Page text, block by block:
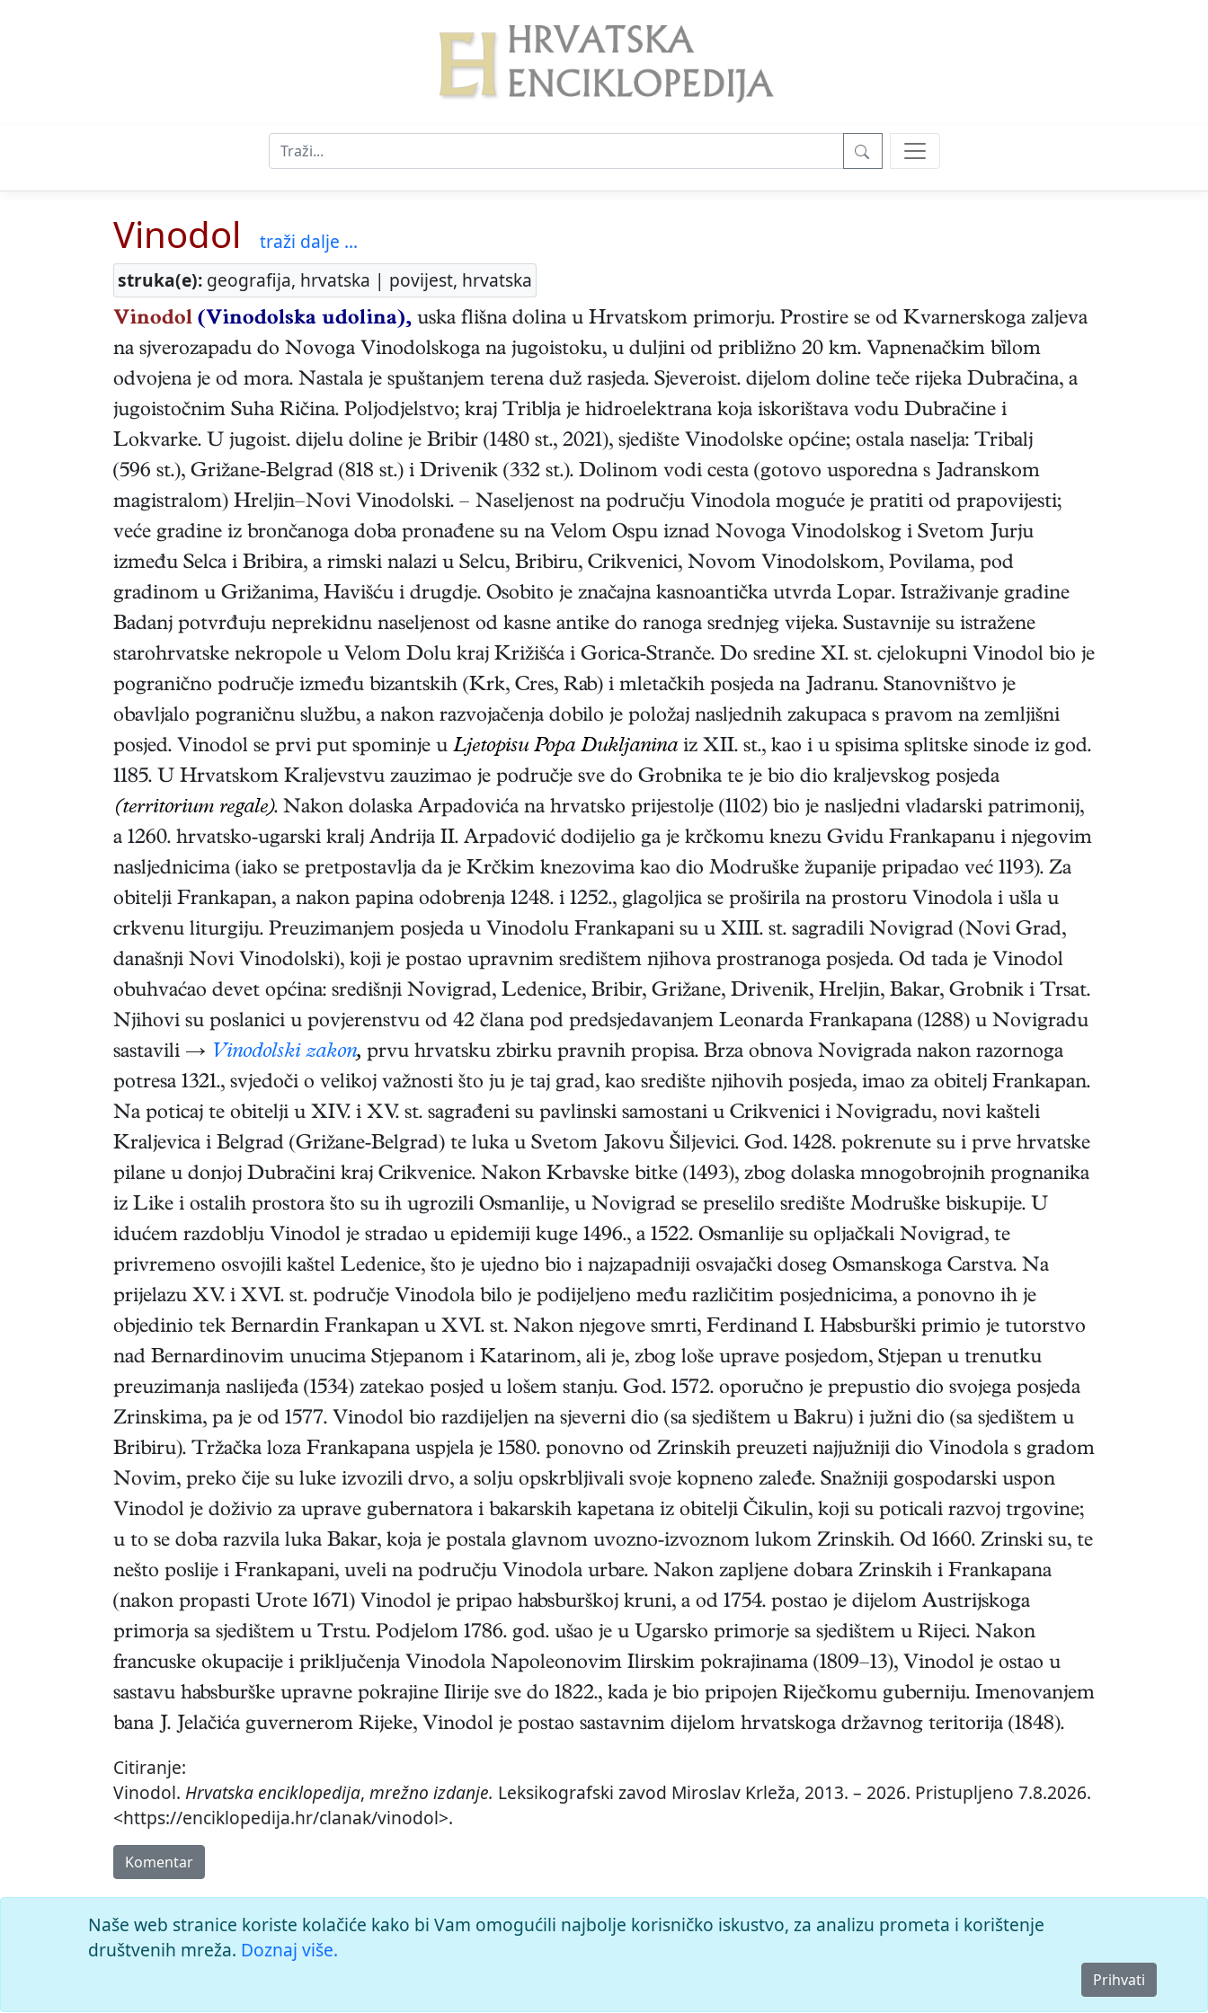
Vinodol
traži dalje ...
struka(e): geografija, hrvatska | povijest, hrvatska
Vinodol (Vinodolska udolina), uska flišna dolina u Hrvatskom primorju. Prostire se od Kvarnerskoga zaljeva
na sjverozapadu do Novoga Vinodolskoga na jugoistoku, u duljini od približno 20 km. Vapnenačkim bȉlom
odvojena je od mora. Nastala je spuštanjem terena duž rasjeda. Sjeveroist. dijelom doline teče rijeka Dubračina, a
jugoistočnim Suha Ričina. Poljodjelstvo; kraj Triblja je hidroelektrana koja iskorištava vodu Dubračine i
Lokvarke. U jugoist. dijelu doline je Bribir (1480 st., 2021), sjedište Vinodolske općine; ostala naselja: Tribalj
(596 st.), Grižane-Belgrad (818 st.) i Drivenik (332 st.). Dolinom vodi cesta (gotovo usporedna s Jadranskom
magistralom) Hreljin–Novi Vinodolski. – Naseljenost na području Vinodola moguće je pratiti od prapovijesti;
veće gradine iz brončanoga doba pronađene su na Velom Ospu iznad Novoga Vinodolskog i Svetom Jurju
između Selca i Bribira, a rimski nalazi u Selcu, Bribiru, Crikvenici, Novom Vinodolskom, Povilama, pod
gradinom u Grižanima, Havišću i drugdje. Osobito je značajna kasnoantička utvrda Lopar. Istraživanje gradine
Badanj potvrđuju neprekidnu naseljenost od kasne antike do ranoga srednjeg vijeka. Sustavnije su istražene
starohrvatske nekropole u Velom Dolu kraj Križišća i Gorica-Stranče. Do sredine XI. st. cjelokupni Vinodol bio je
pogranično područje između bizantskih (Krk, Cres, Rab) i mletačkih posjeda na Jadranu. Stanovništvo je
obavljalo pograničnu službu, a nakon razvojačenja dobilo je položaj nasljednih zakupaca s pravom na zemljišni
posjed. Vinodol se prvi put spominje u Ljetopisu Popa Dukljanina iz XII. st., kao i u spisima splitske sinode iz god.
1185. U Hrvatskom Kraljevstvu zauzimao je područje sve do Grobnika te je bio dio kraljevskog posjeda
(territorium regale). Nakon dolaska Arpadovića na hrvatsko prijestolje (1102) bio je nasljedni vladarski patrimonij,
a 1260. hrvatsko-ugarski kralj Andrija II. Arpadović dodijelio ga je krčkomu knezu Gvidu Frankapanu i njegovim
nasljednicima (iako se pretpostavlja da je Krčkim knezovima kao dio Modruške županije pripadao već 1193). Za
obitelji Frankapan, a nakon papina odobrenja 1248. i 1252., glagoljica se proširila na prostoru Vinodola i ušla u
crkvenu liturgiju. Preuzimanjem posjeda u Vinodolu Frankapani su u XIII. st. sagradili Novigrad (Novi Grad,
današnji Novi Vinodolski), koji je postao upravnim središtem njihova prostranoga posjeda. Od tada je Vinodol
obuhvaćao devet općina: središnji Novigrad, Ledenice, Bribir, Grižane, Drivenik, Hreljin, Bakar, Grobnik i Trsat.
Njihovi su poslanici u povjerenstvu od 42 člana pod predsjedavanjem Leonarda Frankapana (1288) u Novigradu
sastavili → Vinodolski zakon, prvu hrvatsku zbirku pravnih propisa. Brza obnova Novigrada nakon razornoga
potresa 1321., svjedoči o velikoj važnosti što ju je taj grad, kao središte njihovih posjeda, imao za obitelj Frankapan.
Na poticaj te obitelji u XIV. i XV. st. sagrađeni su pavlinski samostani u Crikvenici i Novigradu, novi kašteli
Kraljevica i Belgrad (Grižane-Belgrad) te luka u Svetom Jakovu Šiljevici. God. 1428. pokrenute su i prve hrvatske
pilane u donjoj Dubračini kraj Crikvenice. Nakon Krbavske bitke (1493), zbog dolaska mnogobrojnih prognanika
iz Like i ostalih prostora što su ih ugrozili Osmanlije, u Novigrad se preselilo središte Modruške biskupije. U
idućem razdoblju Vinodol je stradao u epidemiji kuge 1496., a 1522. Osmanlije su opljačkali Novigrad, te
privremeno osvojili kaštel Ledenice, što je ujedno bio i najzapadniji osvajački doseg Osmanskoga Carstva. Na
prijelazu XV. i XVI. st. područje Vinodola bilo je podijeljeno među različitim posjednicima, a ponovno ih je
objedinio tek Bernardin Frankapan u XVI. st. Nakon njegove smrti, Ferdinand I. Habsburški primio je tutorstvo
nad Bernardinovim unucima Stjepanom i Katarinom, ali je, zbog loše uprave posjedom, Stjepan u trenutku
preuzimanja naslijeđa (1534) zatekao posjed u lošem stanju. God. 1572. oporučno je prepustio dio svojega posjeda
Zrinskima, pa je od 1577. Vinodol bio razdijeljen na sjeverni dio (sa sjedištem u Bakru) i južni dio (sa sjedištem u
Bribiru). Tržačka loza Frankapana uspjela je 1580. ponovno od Zrinskih preuzeti najjužniji dio Vinodola s gradom
Novim, preko čije su luke izvozili drvo, a solju opskrbljivali svoje kopneno zaleđe. Snažniji gospodarski uspon
Vinodol je doživio za uprave gubernatora i bakarskih kapetana iz obitelji Čikulin, koji su poticali razvoj trgovine;
u to se doba razvila luka Bakar, koja je postala glavnom uvozno-izvoznom lukom Zrinskih. Od 1660. Zrinski su, te
nešto poslije i Frankapani, uveli na području Vinodola urbare. Nakon zapljene dobara Zrinskih i Frankapana
(nakon propasti Urote 1671) Vinodol je pripao habsburškoj kruni, a od 1754. postao je dijelom Austrijskoga
primorja sa sjedištem u Trstu. Podjelom 1786. god. ušao je u Ugarsko primorje sa sjedištem u Rijeci. Nakon
francuske okupacije i priključenja Vinodola Napoleonovim Ilirskim pokrajinama (1809–13), Vinodol je ostao u
sastavu habsburške upravne pokrajine Ilirije sve do 1822., kada je bio pripojen Riječkomu guberniju. Imenovanjem
bana J. Jelačića guvernerom Rijeke, Vinodol je postao sastavnim dijelom hrvatskoga državnog teritorija (1848).
Citiranje:
Vinodol. Hrvatska enciklopedija, mrežno izdanje. Leksikografski zavod Miroslav Krleža, 2013. – 2026. Pristupljeno 7.8.2026.
<https://enciklopedija.hr/clanak/vinodol>.
Komentar
Naše web stranice koriste kolačiće kako bi Vam omogućili najbolje korisničko iskustvo, za analizu prometa i korištenje
društvenih mreža. Doznaj više.
Prihvati